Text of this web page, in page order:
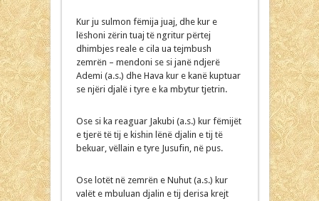
Kur ju sulmon fëmija juaj, dhe kur e
lëshoni zërin tuaj të ngritur përtej
dhimbjes reale e cila ua tejmbush
zemrën – mendoni se si janë ndjerë
Ademi (a.s.) dhe Hava kur e kanë kuptuar
se njëri djalë i tyre e ka mbytur tjetrin.
Ose si ka reaguar Jakubi (a.s.) kur fëmijët
e tjerë të tij e kishin lënë djalin e tij të
bekuar, vëllain e tyre Jusufin, në pus.
Ose lotët në zemrën e Nuhut (a.s.) kur
valët e mbuluan djalin e tij derisa krejt